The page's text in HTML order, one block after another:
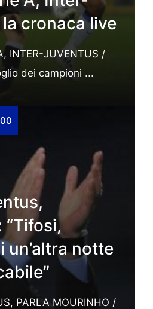
cronaca live
INTER-JUVENTUS /
dei campioni ...
“Tifosi,
un’altra notte
PARLA MOURINHO /